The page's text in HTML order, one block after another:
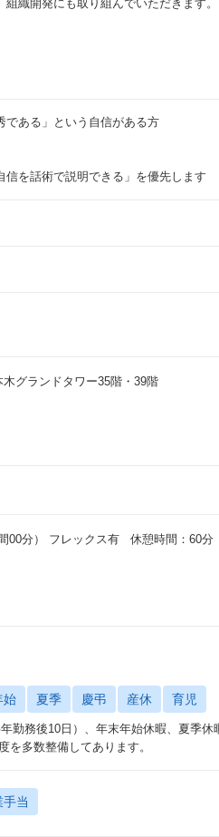
織開発にも取り組んでいただきます。
である」という自信がある方
を話術で説明できる」を優先します
グランドタワー35階・39階
00分） フレックス有 休憩時間：60分
始 夏季 慶弔 産休 育児
勤務後10日）、年末年始休暇、夏季
多数整備してあります。
手当